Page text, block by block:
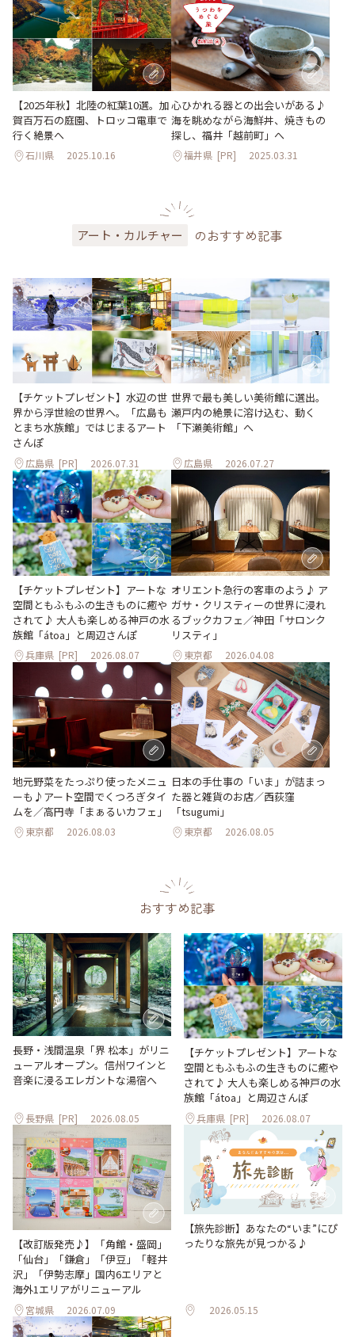
【2025年秋】北陸の紅葉10選。加
賀百万石の庭園、トロッコ電車で
行く絶景へ
石川県 2025.10.16
心ひかれる器との出会いがある♪
海を眺めながら海鮮丼、焼きもの
探し、福井「越前町」へ
福井県 [PR] 2025.03.31
アート・カルチャー のおすすめ記事
【チケットプレゼント】水辺の世
界から浮世絵の世界へ。「広島も
とまち水族館」ではじまるアート
さんぽ
広島県 [PR] 2026.07.31
世界で最も美しい美術館に選出。
瀬戸内の絶景に溶け込む、動く
「下瀬美術館」へ
広島県 2026.07.27
【チケットプレゼント】アートな
空間ともふもふの生きものに癒や
されて♪ 大人も楽しめる神戸の水
族館「átoa」と周辺さんぽ
兵庫県 [PR] 2026.08.07
オリエント急行の客車のよう♪ ア
ガサ・クリスティーの世界に浸れ
るブックカフェ／神田「サロンク
リスティ」
東京都 2026.04.08
地元野菜をたっぷり使ったメニュ
ーも♪アート空間でくつろぎタイ
ムを／高円寺「まぁるいカフェ」
東京都 2026.08.03
日本の手仕事の「いま」が詰まっ
た器と雑貨のお店／西荻窪
「tsugumi」
東京都 2026.08.05
おすすめ記事
長野・浅間温泉「界 松本」がリニ
ューアルオープン。信州ワインと
音楽に浸るエレガントな湯宿へ
長野県 [PR] 2026.08.05
【チケットプレゼント】アートな
空間ともふもふの生きものに癒や
されて♪ 大人も楽しめる神戸の水
族館「átoa」と周辺さんぽ
兵庫県 [PR] 2026.08.07
【改訂版発売♪】「角館・盛岡」
「仙台」「鎌倉」「伊豆」「軽井
沢」「伊勢志摩」国内6エリアと
海外1エリアがリニューアル
宮城県 2026.07.09
【旅先診断】あなたの“いま”にぴ
ったりな旅先が見つかる♪
2026.05.15